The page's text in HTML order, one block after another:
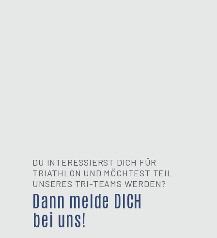
DU INTERESSIERST DICH FÜR
TRIATHLON UND MÖCHTEST TEIL
UNSERES TRI-TEAMS WERDEN?
Dann melde DICH
bei uns!